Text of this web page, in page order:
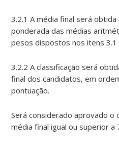
3.2.1 A média final será
ponderada das médias
pesos dispostos nos itens 3.1
3.2.2 A classificação será
final dos candidatos, em
pontuação.
Será considerado aprovado o
média final igual ou superior a